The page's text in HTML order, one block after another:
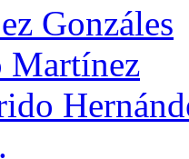
Gonzáles
Martínez